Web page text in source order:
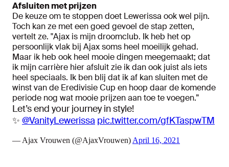
Afsluiten met prijzen
De keuze om te stoppen doet Lewerissa ook wel pijn.
Toch kan ze met een goed gevoel de stap zetten,
vertelt ze. "Ajax is mijn droomclub. Ik heb het op
persoonlijk vlak bij Ajax soms heel moeilijk gehad.
Maar ik heb ook heel mooie dingen meegemaakt; dat
ik mijn carrière hier afsluit zie ik dan ook juist als iets
heel speciaals. Ik ben blij dat ik af kan sluiten met de
winst van de Eredivisie Cup en hoop daar de komende
periode nog wat mooie prijzen aan toe te voegen.”
Let’s end your journey in style!
✨ @VanityLewerissa pic.twitter.com/gfKTaspwTM
— Ajax Vrouwen (@AjaxVrouwen)April 16, 2021